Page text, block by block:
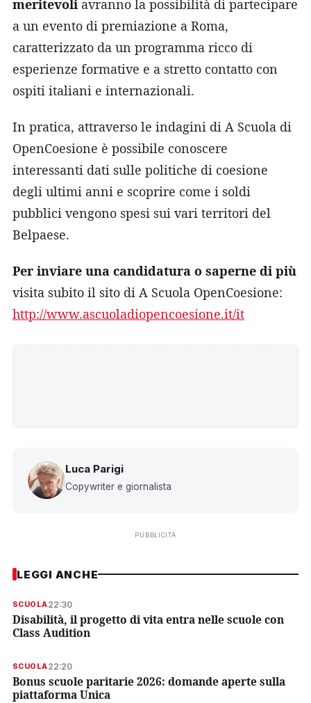
meritevoli avranno la possibilità di partecipare
a un evento di premiazione a Roma,
caratterizzato da un programma ricco di
esperienze formative e a stretto contatto con
ospiti italiani e internazionali.
In pratica, attraverso le indagini di A Scuola di
OpenCoesione è possibile conoscere
interessanti dati sulle politiche di coesione
degli ultimi anni e scoprire come i soldi
pubblici vengono spesi sui vari territori del
Belpaese.
Per inviare una candidatura o saperne di più
visita subito il sito di A Scuola OpenCoesione:
http://www.ascuoladiopencoesione.it/it
Luca Parigi
Copywriter e giornalista
PUBBLICITÀ
LEGGI ANCHE
SCUOLA22:30
Disabilità, il progetto di vita entra nelle scuole con
Class Audition
SCUOLA22:20
Bonus scuole paritarie 2026: domande aperte sulla
piattaforma Unica